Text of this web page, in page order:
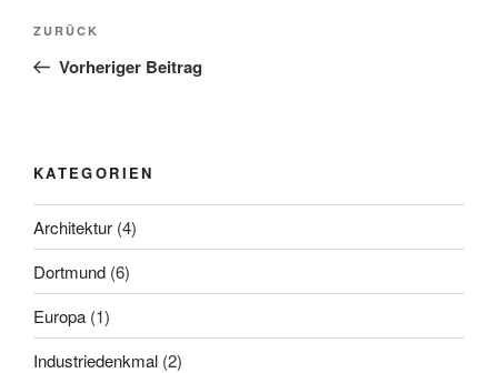
Beitragsnavigation
Vorheriger
Beitrag
ZURÜCK
Vorheriger Beitrag
KATEGORIEN
Architektur (4)
Dortmund (6)
Europa (1)
Industriedenkmal (2)